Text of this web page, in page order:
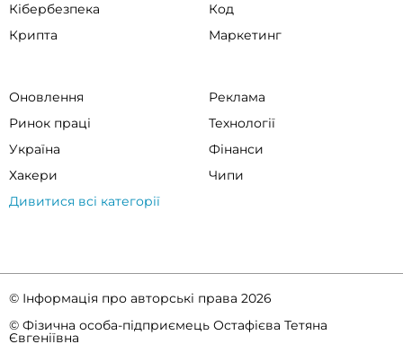
Кібербезпека
Код
Крипта
Маркетинг
Оновлення
Реклама
Ринок праці
Технології
Україна
Фінанси
Хакери
Чипи
Дивитися всі категорії
© Інформація про авторські права 2026
© Фізична особа-підприємець Остафієва Тетяна
Євгеніївна